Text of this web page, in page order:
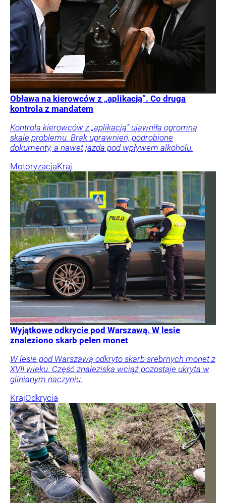
Obława na kierowców z „aplikacją”. Co druga
kontrola z mandatem
Kontrola kierowców z „aplikacją” ujawniła ogromną
skalę problemu. Brak uprawnień, podrobione
dokumenty, a nawet jazda pod wpływem alkoholu.
MotoryzacjaKraj
Wyjątkowe odkrycie pod Warszawą. W lesie
znaleziono skarb pełen monet
W lesie pod Warszawą odkryto skarb srebrnych monet z
XVII wieku. Część znaleziska wciąż pozostaje ukryta w
glinianym naczyniu.
KrajOdkrycia